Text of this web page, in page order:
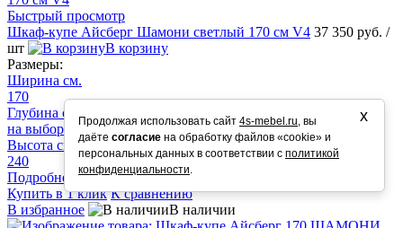
Быстрый просмотр
Шкаф-купе Айсберг Шамони светлый 170 см V4 37 350 руб. /
шт
В корзину
Размеры:
Ширина см.
170
Глубина см.
на выбор 58/50/45
Высота см.
240
Подробнее
Купить в 1 клик К сравнению
В избранное
В наличии
Продолжая использовать сайт 4s-mebel.ru, вы
даёте согласие на обработку файлов «cookie» и
персональных данных в соответствии с политикой
конфиденциальности.
х